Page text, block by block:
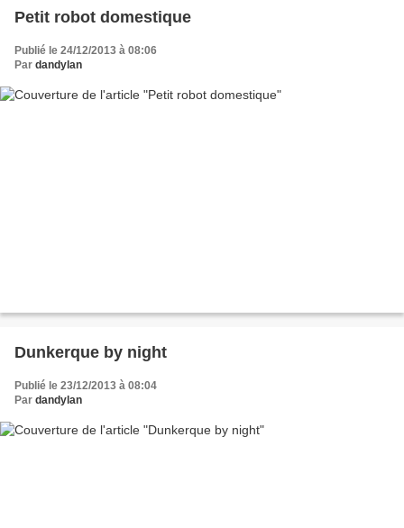
Petit robot domestique
Publié le 24/12/2013 à 08:06
Par dandylan
Dunkerque by night
Publié le 23/12/2013 à 08:04
Par dandylan